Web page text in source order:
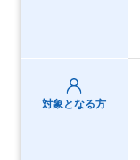
対象となる方